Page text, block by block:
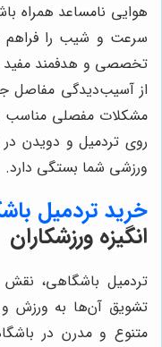
هوایی نامساعد همراه
سرعت و شیب را فراهم
تخصصی و هدفمند مفید
از آسیب‌دیدگی مفاصل
مشکلات مفصلی مناسب
روی تردمیل و دویدن
ورزشی شما بستگی دارد.
خرید تردمیل
انگیزه ورزشکاران
تردمیل باشگاهی، نقش
تشویق آن‌ها به ورزش و
متنوع و مدرن در